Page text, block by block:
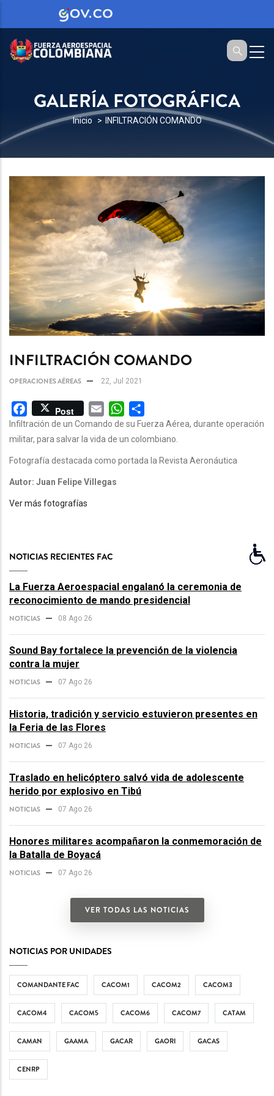
GALERÍA FOTOGRÁFICA
SOBRESCRIBIR
DE
AYUDA
A
LA
NAVEGACIÓN
Inicio INFILTRACIÓN COMANDO
INFILTRACIÓN COMANDO
OPERACIONES AÉREAS 22, Jul 2021
Facebook
Post Email WhatsApp
Infiltración de un Comando de su Fuerza Aérea, durante operación
militar, para salvar la vida de un colombiano.
Fotografía destacada como portada la Revista Aeronáutica
Autor: Juan Felipe Villegas
Ver más fotografías
NOTICIAS RECIENTES FAC
La Fuerza Aeroespacial engalanó la ceremonia de
reconocimiento de mando presidencial
NOTICIAS 08 Ago 26
Sound Bay fortalece la prevención de la violencia
contra la mujer
NOTICIAS 07 Ago 26
Historia, tradición y servicio estuvieron presentes en
la Feria de las Flores
NOTICIAS 07 Ago 26
Traslado en helicóptero salvó vida de adolescente
herido por explosivo en Tibú
NOTICIAS 07 Ago 26
Honores militares acompañaron la conmemoración de
la Batalla de Boyacá
NOTICIAS 07 Ago 26
VER TODAS LAS NOTICIAS
NOTICIAS POR UNIDADES
COMANDANTE FAC CACOM1 CACOM2 CACOM3
CACOM4 CACOM5 CACOM6 CACOM7 CATAM
CAMAN GAAMA GACAR GAORI GACAS
CENRP